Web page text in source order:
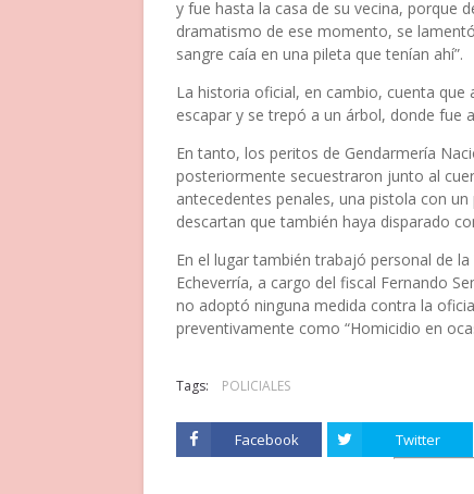
y fue hasta la casa de su vecina, porque
dramatismo de ese momento, se
sangre caía en una pileta que tenían ahí”.
La historia oficial, en cambio, cuenta
escapar y se trepó a un árbol, donde fue
En tanto, los peritos de Gendarmería
posteriormente secuestraron junto al
antecedentes penales, una pistola con
descartan que también haya disparado
En el lugar también trabajó personal de
Echeverría, a cargo del fiscal Fernando
no adoptó ninguna medida contra la
preventivamente como “Homicidio en
Tags: POLICIALES
Facebook Twitter